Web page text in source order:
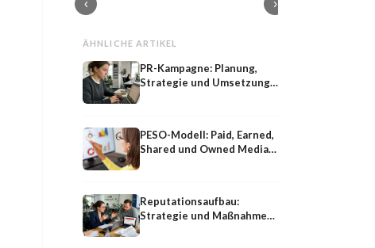
‹ ›
ÄHNLICHE ARTIKEL
PR-Kampagne: Planung,
Strategie und Umsetzung
PESO-Modell: Paid, Earned,
Shared und Owned Media
Reputationsaufbau:
Strategie und Maßnahmen